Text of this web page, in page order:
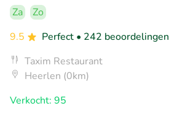
Za
Zo
9.5
Perfect • 242 beoordelingen
Taxim Restaurant
Heerlen (0km)
Verkocht: 95